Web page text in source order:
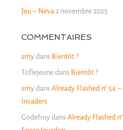
Jeu – Neva 2 novembre 2025
COMMENTAIRES
smydans Bientôt ?
Toflejeunedans Bientôt ?
smydans Already Flashed n° 54
Invaders
Godefroydans Already Flashed